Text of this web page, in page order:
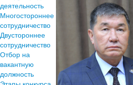
деятельность
Многостороннее
сотрудничество
Двустороннее
сотрудничество
Отбор на
вакантную
должность